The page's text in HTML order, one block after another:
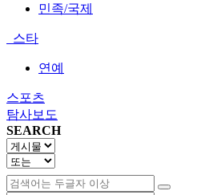
민족/국제
스타
연예
스포츠
탐사보도
SEARCH